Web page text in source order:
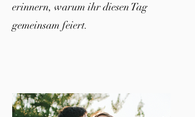
erinnern, warum ihr diesen Tag
gemeinsam feiert.